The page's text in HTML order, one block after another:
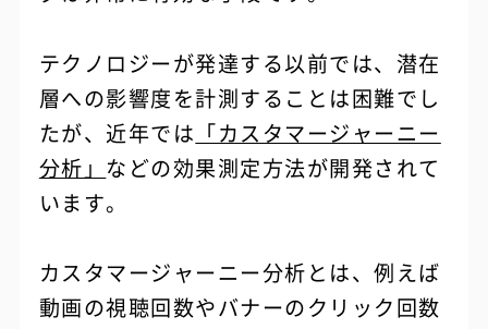
テクノロジーが発達する以前では、潜在
層への影響度を計測することは困難でし
たが、近年では 「カスタマージャーニー
分析」 などの効果測定方法が開発されて
います。
カスタマージャーニー分析とは、例えば
動画の視聴回数やバナーのクリック回数